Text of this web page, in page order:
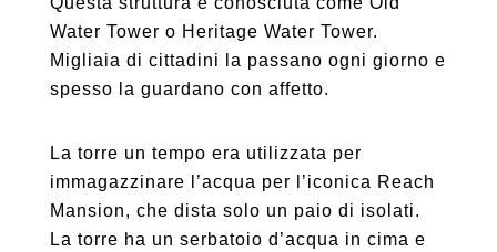
Water Tower o Heritage Water Tower.
Migliaia di cittadini la passano ogni giorno e
spesso la guardano con affetto.
La torre un tempo era utilizzata per
immagazzinare l’acqua per l’iconica Reach
Mansion, che dista solo un paio di isolati.
La torre ha un serbatoio d’acqua in cima e